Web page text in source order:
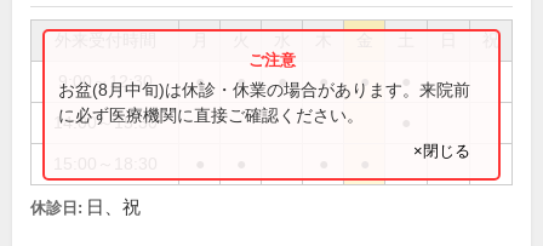
祝
9:00～12:30 ● ● ● ● ●
14:00～15:30
お盆(8月中旬)は休診・休業の場合があります。来院前
に必ず医療機関に直接ご確認ください。
×閉じる
休診日: 日、祝